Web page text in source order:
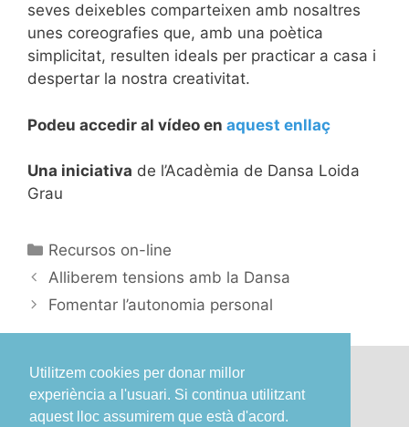
Utilitzem cookies per donar millor
experiència a l'usuari. Si continua utilitzant
aquest lloc assumirem que està d'acord.
seves deixebles comparteixen amb nosaltres
unes coreografies que, amb una poètica
simplicitat, resulten ideals per practicar a casa i
despertar la nostra creativitat.
Podeu accedir al vídeo en aquest enllaç
Una iniciativa de l’Acadèmia de Dansa Loida
Grau
Recursos on-line
Alliberem tensions amb la Dansa
Fomentar l’autonomia personal